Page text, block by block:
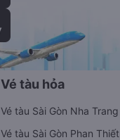
Vé tàu hỏa
Vé tàu Sài Gòn Nha Trang
Vé tàu Sài Gòn Phan Thiết